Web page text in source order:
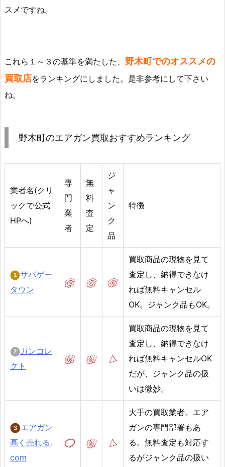
スメですね。
これら１～３の基準を満たした、 野木町でのオススメの
買取店をランキングにしました。是非参考にして下さい
ね。
野木町のエアガン買取おすすめランキング
業者名(クリ
ックで公式
HPへ)
専
門
業
者
無
料
査
定
ジ
ャ
ン
ク
品
特徴
サバゲー
タウン
買取商品の現物を見て
査定し、納得できなけ
れば無料キャンセル
OK。ジャンク品もOK。
ガンコレ
クト
買取商品の現物を見て
査定し、納得できなけ
れば無料キャンセルOK
だが、ジャンク品の扱
いは微妙。
エアガン
高く売れる.
com
大手の買取業者。エア
ガンの専門部署もあ
る。無料査定も対応す
るがジャンク品の扱い